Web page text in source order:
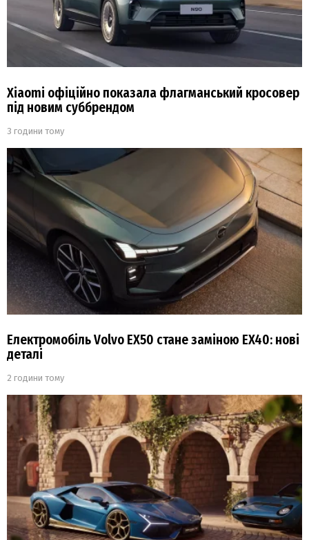
Xiaomi офіційно показала флагманський кросовер
під новим суббрендом
3 години тому
Електромобіль Volvo EX50 стане заміною EX40: нові
деталі
2 години тому